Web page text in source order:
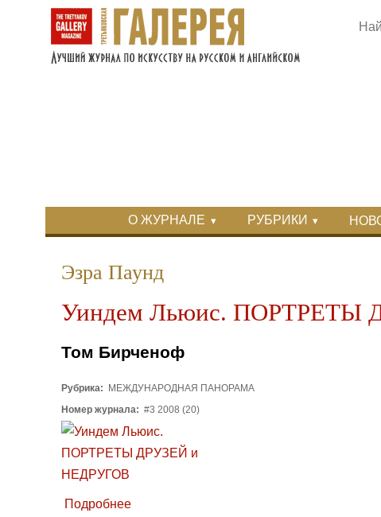
Перейти к основному содержанию
Skip to search
О ЖУРНАЛЕ РУБРИКИ
Эзра Паунд
Уиндем Льюис. ПОРТРЕТЫ
Том Бирченоф
Рубрика:
МЕЖДУНАРОДНАЯ ПАНОРАМА
Номер журнала: #3 2008 (20)
Подробнее